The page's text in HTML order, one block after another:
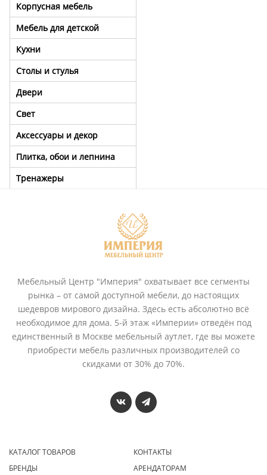
Корпусная мебель
Мебель для детской
Кухни
Столы и стулья
Двери
Свет
Аксессуары и декор
Плитка, обои и лепнина
Тренажеры
Мебельный Центр "Империя" охватывает все сегменты
рынка – от самой доступной мебели, до настоящих
шедевров мирового дизайна. Здесь есть абсолютно всё
необходимое для дома. 5-й этаж «Империи» отведён под
единственный в Москве мебельный аутлет, где вы можете
приобрести мебель различных производителей со
скидками от 30% до 70%.
КАТАЛОГ ТОВАРОВ
БРЕНДЫ
КОНТАКТЫ
АРЕНДАТОРАМ